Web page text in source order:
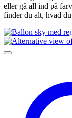
eller gå all ind på
finder du alt, hvad